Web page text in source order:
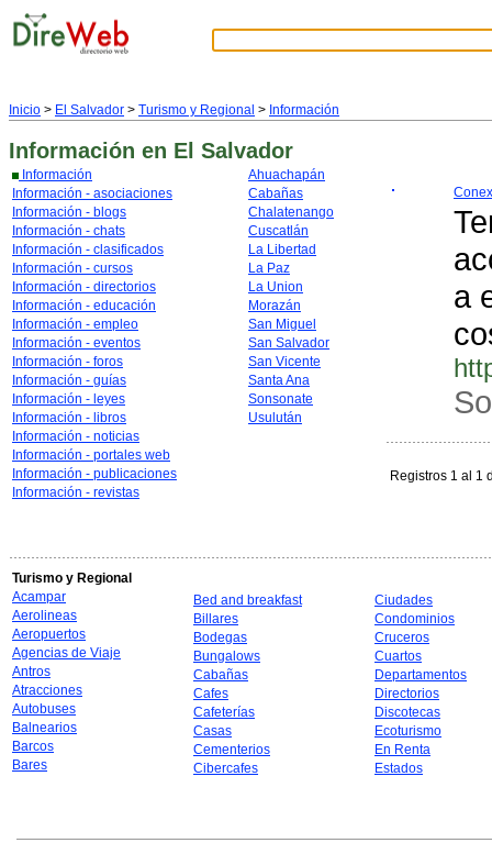
Inicio > El Salvador > Turismo y Regional > Información
Información en El Salvador
Información
Información - asociaciones
Información - blogs
Información - chats
Información - clasificados
Información - cursos
Información - directorios
Información - educación
Información - empleo
Información - eventos
Información - foros
Información - guías
Información - leyes
Información - libros
Información - noticias
Información - portales web
Información - publicaciones
Información - revistas
Ahuachapán
Cabañas
Chalatenango
Cuscatlán
La Libertad
La Paz
La Union
Morazán
San Miguel
San Salvador
San Vicente
Santa Ana
Sonsonate
Usulután
a
Registros 1 al 1
Turismo y Regional
Acampar
Aerolineas
Aeropuertos
Agencias de Viaje
Antros
Atracciones
Autobuses
Balnearios
Barcos
Bares
Bed and breakfast
Billares
Bodegas
Bungalows
Cabañas
Cafes
Cafeterías
Casas
Cementerios
Cibercafes
Ciudades
Condominios
Cruceros
Cuartos
Departamentos
Directorios
Discotecas
Ecoturismo
En Renta
Estados